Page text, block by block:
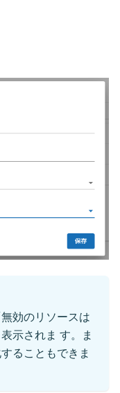
効のリソースは
示されま す。ま
ることもできま